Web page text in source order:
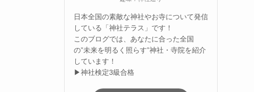
日本全国の素敵な神社やお寺について発信
している「神社テラス」です！
このブログでは、あなたに合った全国
の”未来を明るく照らす”神社・寺院を紹介
しています！
▶神社検定3級合格